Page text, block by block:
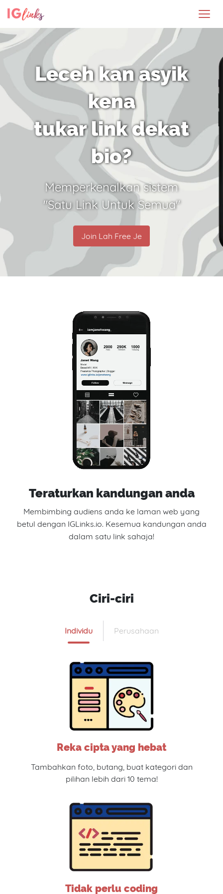
Leceh kan asyik
kena
tukar link dekat
bio?
Memperkenalkan sistem
"Satu Link Untuk Semua"
Join Lah Free Je
Teraturkan kandungan anda
Membimbing audiens anda ke laman web yang
betul dengan IGLinks.io. Kesemua kandungan anda
dalam satu link sahaja!
Ciri-ciri
Individu Perusahaan
Reka cipta yang hebat
Tambahkan foto, butang, buat kategori dan
pilihan lebih dari 10 tema!
Tidak perlu coding